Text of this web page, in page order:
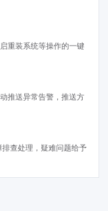
重装系统等操作的一键
推送异常告警，推送方
查处理，疑难问题给予